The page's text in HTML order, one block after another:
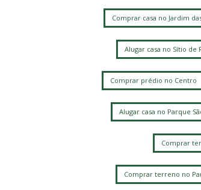
Comprar casa no Jardim
Alugar casa no Sítio de
Comprar prédio no Centro
Alugar casa no Parque
Comprar
Comprar terreno no